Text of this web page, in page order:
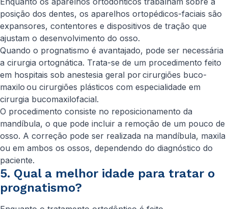
posição dos dentes, os aparelhos ortopédicos-faciais são
expansores, contentores e dispositivos de tração que
ajustam o desenvolvimento do osso.
Quando o prognatismo é avantajado, pode ser necessária
a cirurgia ortognática. Trata-se de um procedimento feito
em hospitais sob anestesia geral por cirurgiões buco-
maxilo ou cirurgiões plásticos com especialidade em
cirurgia bucomaxilofacial.
O procedimento consiste no reposicionamento da
mandíbula, o que pode incluir a remoção de um pouco de
osso. A correção pode ser realizada na mandíbula, maxila
ou em ambos os ossos, dependendo do diagnóstico do
paciente.
5. Qual a melhor idade para tratar o
prognatismo?